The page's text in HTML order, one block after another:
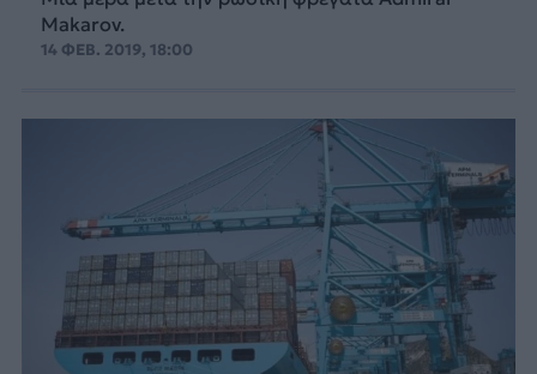
Makarov.
14 ΦΕΒ. 2019, 18:00